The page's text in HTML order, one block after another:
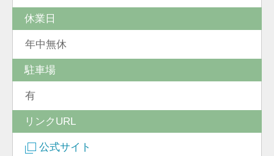
休業日
年中無休
駐車場
有
リンクURL
公式サイト